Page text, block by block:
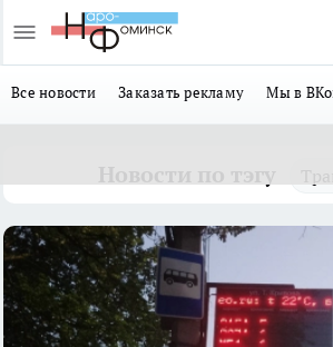
Все новости Заказать рекламу Мы в